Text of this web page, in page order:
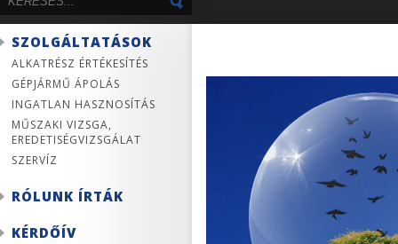
SZOLGÁLTATÁSOK
ALKATRÉSZ ÉRTÉKESÍTÉS
GÉPJÁRMŰ ÁPOLÁS
INGATLAN HASZNOSÍTÁS
MŰSZAKI VIZSGA,
EREDETISÉGVIZSGÁLAT
SZERVÍZ
RÓLUNK ÍRTÁK
KÉRDŐÍV